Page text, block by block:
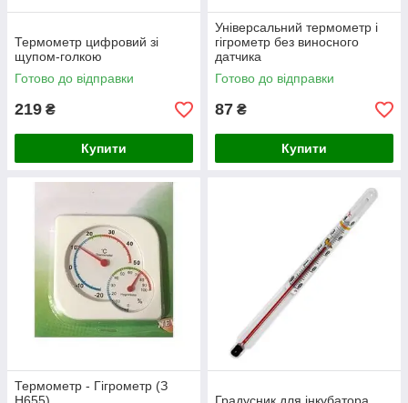
Термометр цифровий зі
щупом-голкою
Готово до відправки
219 ₴
Купити
Універсальний термометр і
гігрометр без виносного
датчика
Готово до відправки
87 ₴
Купити
Термометр - Гігрометр (З